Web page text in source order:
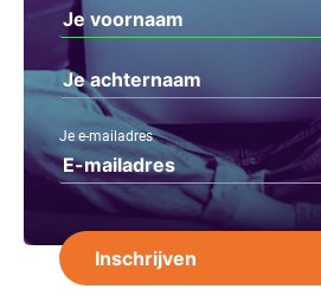
Je e-mailadres